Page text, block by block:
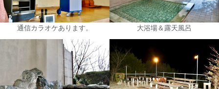
通信カラオケあります。 大浴場＆露天風呂